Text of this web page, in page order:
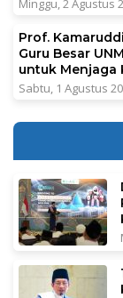
Minggu, 2 Agustus
Prof.
Guru Besar
untuk Menjaga
Sabtu, 1 Agustus